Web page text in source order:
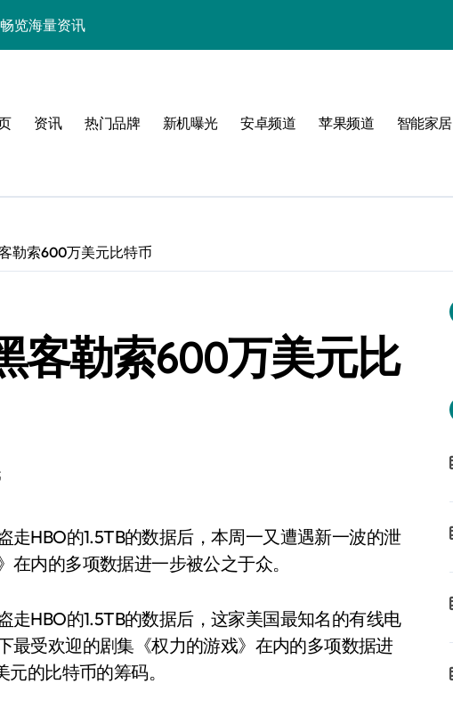
览海量资讯
重塑手机新体验！
折叠屏新惊艳亮点
体验
！
玩机攻略速看！
资讯 热门品牌 新机曝光 安卓频道 苹果频道 智能家居
勒索600万美元比特币
客勒索600万美元比
内的多项数据进一步被公之于众。
HBO的1.5TB的数据后，这家美国最知名的有线电
最受欢迎的剧集《权力的游戏》在内的多项数据进
的比特币的筹码。